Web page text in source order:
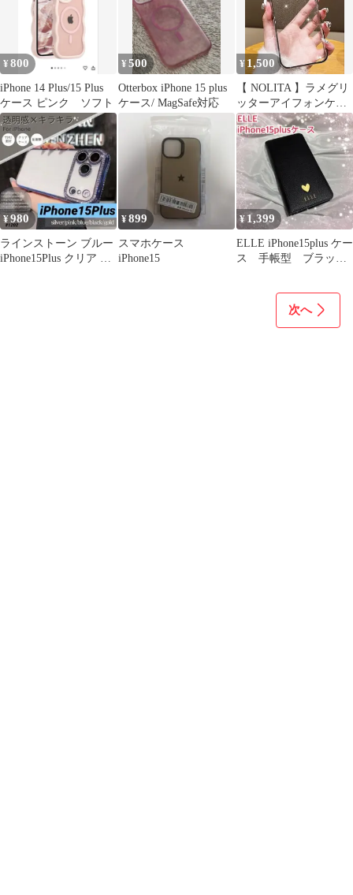
吸収14 14plus 14pro
14promax iPhone15
15plus i15pro15promax
¥800
iPhone 14 Plus/15 Plus
ケース ピンク ソフト
¥500
Otterbox iPhone 15 plus
ケース/ MagSafe対応
¥ 1,500
【 NOLITA 】ラメグリ
ッターアイフォンケー
ス iPhone 15 plus
¥980
ラインストーン ブルー
iPhone15Plus クリア シ
¥899
スマホケース
iPhone15
¥ 1,399
ELLE iPhone15plus ケー
ス 手帳型 ブラッ
次へ